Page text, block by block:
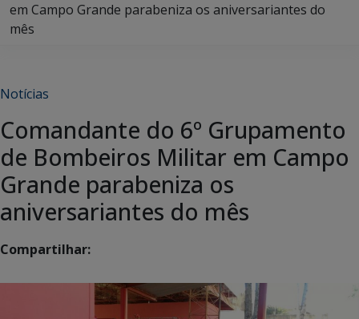
em Campo Grande parabeniza os aniversariantes do
mês
Notícias
Comandante do 6º Grupamento
de Bombeiros Militar em Campo
Grande parabeniza os
aniversariantes do mês
Compartilhar: